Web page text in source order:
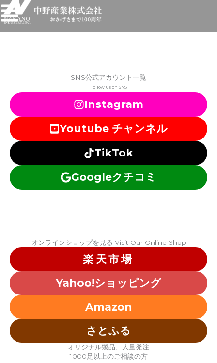
Flyout
Menu
SNS公式アカウント一覧
Follow Us on SNS
Instagram
Youtube チャンネル
TikTok
Googleクチコミ
オンラインショップを見る Visit Our Online Shop​
楽天市場
Yahoo!ショッピング
Amazon
さとふる
オリジナル製品、大量発注
1000足以上のご相談の方